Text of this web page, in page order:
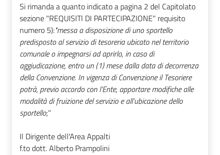
Si rimanda a quanto indicato a pagina 2 del Capitolato
sezione "REQUISITI DI PARTECIPAZIONE" requisito
numero 5):"messa a disposizione di uno sportello
predisposto al servizio di tesoreria ubicato nel territorio
comunale o impegnarsi ad aprirlo, in caso di
aggiudicazione, entro un (1) mese dalla data di decorrenza
della Convenzione. In vigenza di Convenzione il Tesoriere
potrà, previo accordo con l’Ente, apportare modifiche alle
modalità di fruizione del servizio e all’ubicazione dello
sportello;"
Il Dirigente dell'Area Appalti
f.to dott. Alberto Prampolini